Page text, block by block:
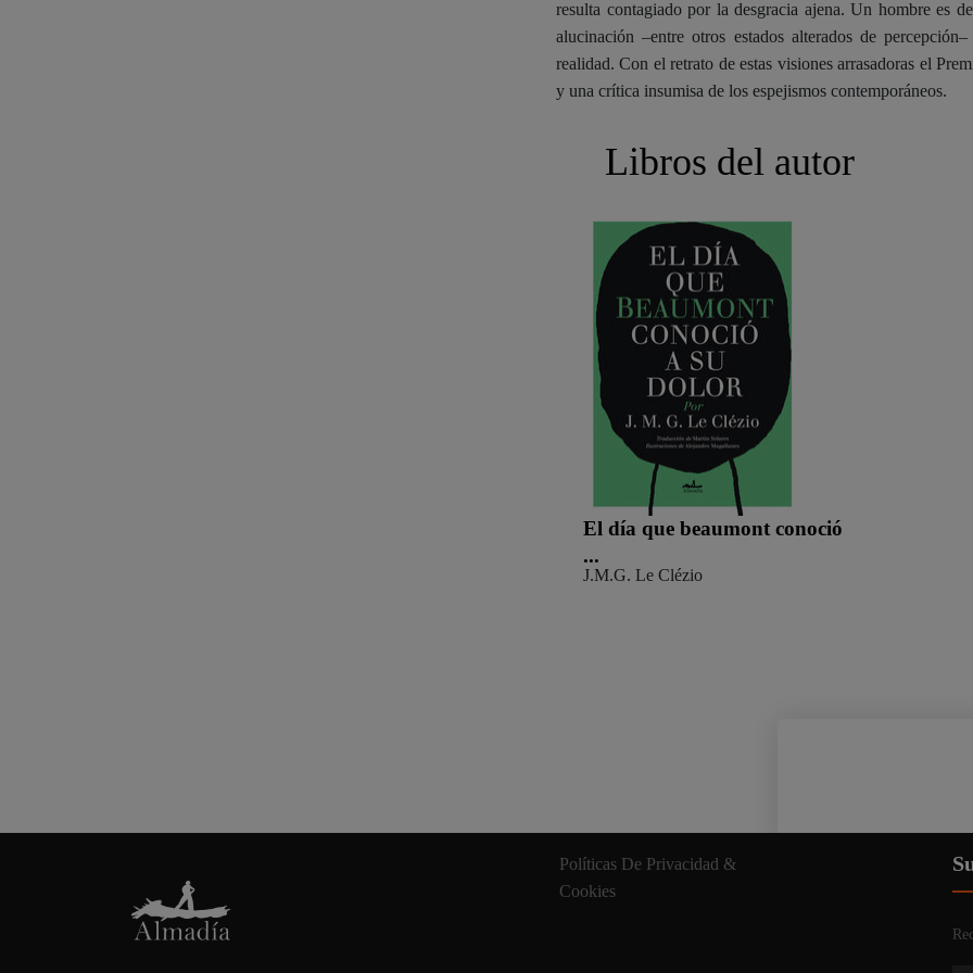
resulta contagiado por la desgracia ajena. Un hombre es
alucinación –entre otros estados alterados de
realidad. Con el retrato de estas visiones arrasadoras el
y una crítica insumisa de los espejismos contemporáneos.
Libros del autor
El día que beaumont conoció
...
J.M.G. Le Clézio
información relevante.
Políticas De Privacidad &
Cookies